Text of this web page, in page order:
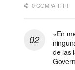
0 COMPARTIR
«En
de las
Govern